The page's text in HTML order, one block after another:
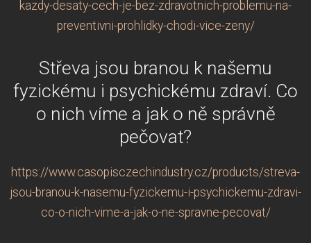
kazdy-desaty-cech-je-bez-zdravotnich-problemu-na-
preventivni-prohlidky-chodi-vice-zeny/
Střeva jsou branou k našemu
fyzickému i psychickému zdraví. Co
o nich víme a jak o ně správně
pečovat?
https://www.casopisczechindustry.cz/products/streva-
jsou-branou-k-nasemu-fyzickemu-i-psychickemu-zdravi-
co-o-nich-vime-a-jak-o-ne-spravne-pecovat/